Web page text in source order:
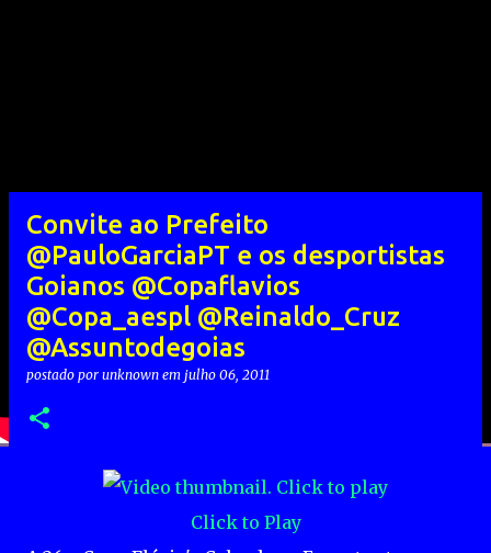
Convite ao Prefeito
@PauloGarciaPT e os desportistas
Goianos @Copaflavios
@Copa_aespl @Reinaldo_Cruz
@Assuntodegoias
postado por unknown em julho 06, 2011
Click to Play